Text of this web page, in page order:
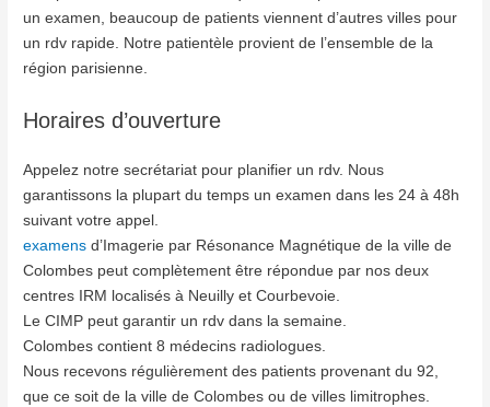
un examen, beaucoup de patients viennent d’autres villes pour
un rdv rapide. Notre patientèle provient de l’ensemble de la
région parisienne.
Horaires d’ouverture
Appelez notre secrétariat pour planifier un rdv. Nous
garantissons la plupart du temps un examen dans les 24 à 48h
suivant votre appel.
examens d’Imagerie par Résonance Magnétique de la ville de
Colombes peut complètement être répondue par nos deux
centres IRM localisés à Neuilly et Courbevoie.
Le CIMP peut garantir un rdv dans la semaine.
Colombes contient 8 médecins radiologues.
Nous recevons régulièrement des patients provenant du 92,
que ce soit de la ville de Colombes ou de villes limitrophes.